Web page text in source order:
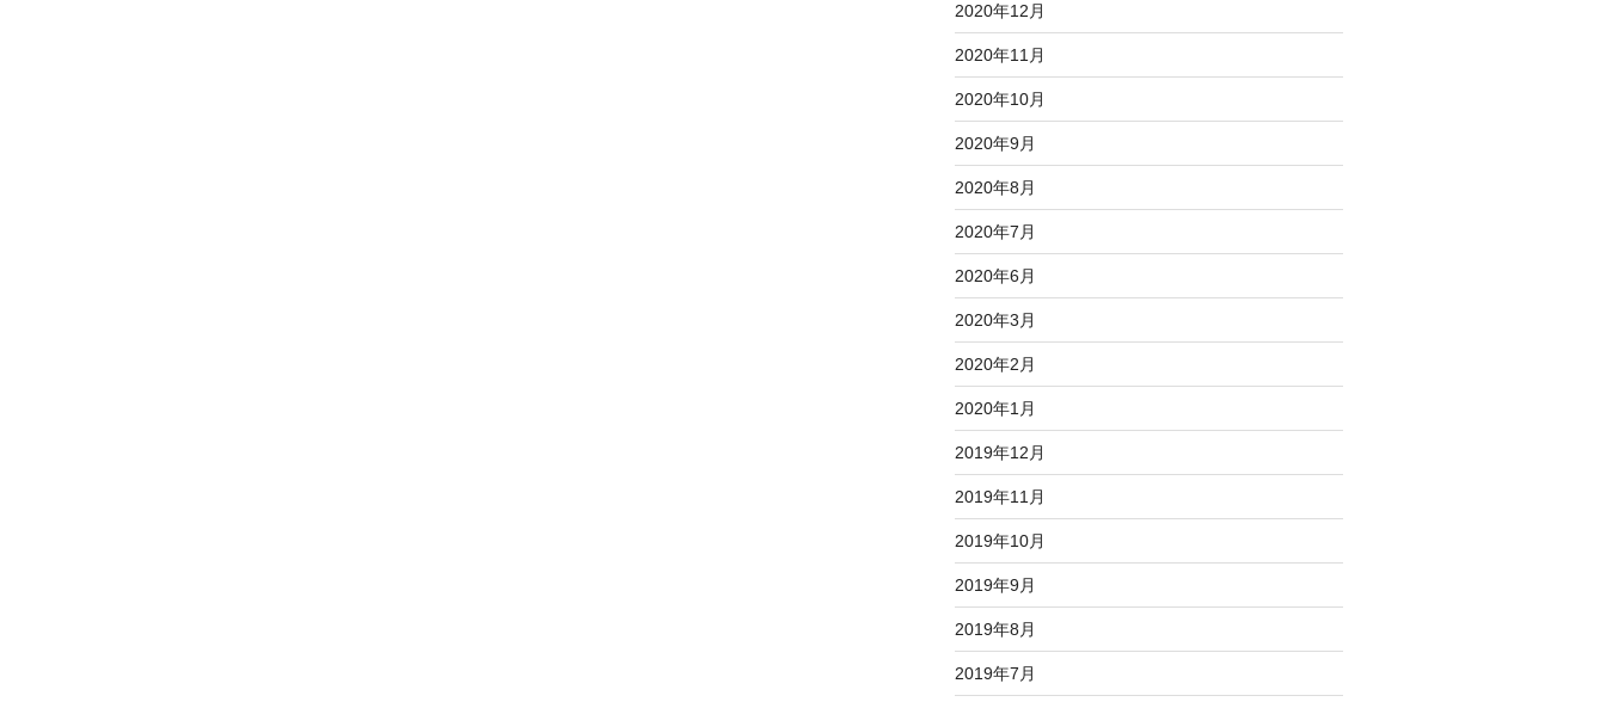
2020年12月
2020年11月
2020年10月
2020年9月
2020年8月
2020年7月
2020年6月
2020年3月
2020年2月
2020年1月
2019年12月
2019年11月
2019年10月
2019年9月
2019年8月
2019年7月